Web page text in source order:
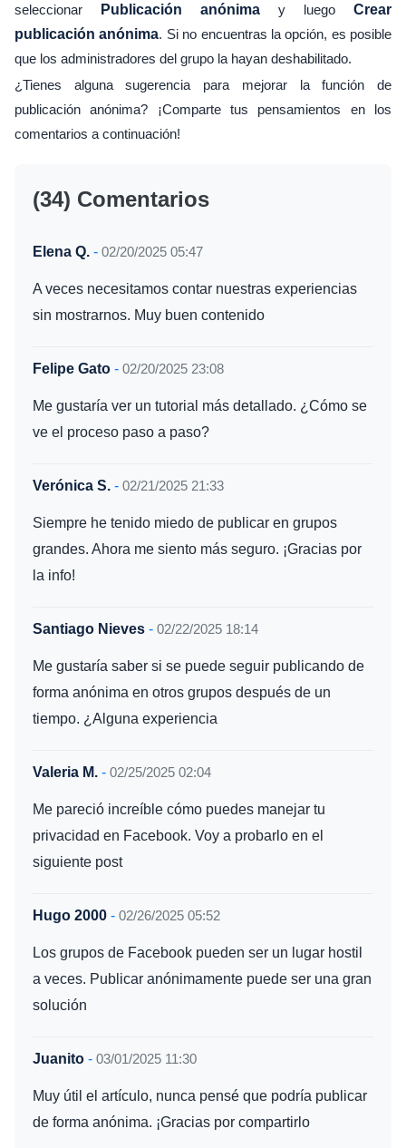
seleccionar
Publicación anónima y luego Crear
publicación anónima. Si no encuentras la opción, es posible
que los administradores del grupo la hayan deshabilitado.
¿Tienes alguna sugerencia para mejorar la función de
publicación anónima? ¡Comparte tus pensamientos en los
comentarios a continuación!
(34) Comentarios
Elena Q. - 02/20/2025 05:47
A veces necesitamos contar nuestras experiencias
sin mostrarnos. Muy buen contenido
Felipe Gato - 02/20/2025 23:08
Me gustaría ver un tutorial más detallado. ¿Cómo se
ve el proceso paso a paso?
Verónica S. - 02/21/2025 21:33
Siempre he tenido miedo de publicar en grupos
grandes. Ahora me siento más seguro. ¡Gracias por
la info!
Santiago Nieves - 02/22/2025 18:14
Me gustaría saber si se puede seguir publicando de
forma anónima en otros grupos después de un
tiempo. ¿Alguna experiencia
Valeria M. - 02/25/2025 02:04
Me pareció increíble cómo puedes manejar tu
privacidad en Facebook. Voy a probarlo en el
siguiente post
Hugo 2000 - 02/26/2025 05:52
Los grupos de Facebook pueden ser un lugar hostil
a veces. Publicar anónimamente puede ser una gran
solución
Juanito - 03/01/2025 11:30
Muy útil el artículo, nunca pensé que podría publicar
de forma anónima. ¡Gracias por compartirlo